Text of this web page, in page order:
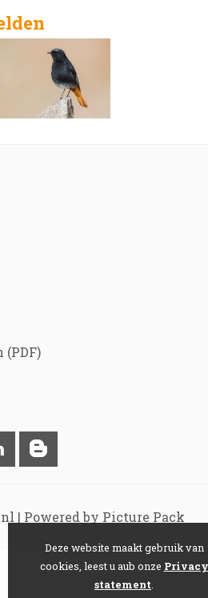
| Powered by Picture Pack
Deze website maakt gebruik van
cookies, leest u aub onze Privacy
statement